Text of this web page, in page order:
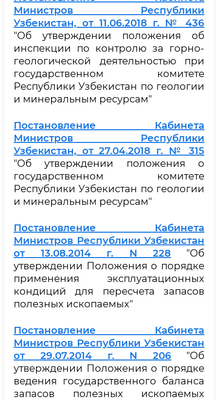
Министров Республики
Узбекистан, от 11.06.2018 г. № 436
"Об утверждении положения об
инспекции по контролю за горно-
геологической деятельностью при
государственном комитете
Республики Узбекистан по геологии
и минеральным ресурсам"
Постановление Кабинета
Министров Республики
Узбекистан, от 27.04.2018 г. № 315
"Об утверждении положения о
государственном комитете
Республики Узбекистан по геологии
и минеральным ресурсам"
Постановление Кабинета
Министров Республики Узбекистан
от 13.08.2014 г. N 228 "Об
утверждении Положения о порядке
применения эксплуатационных
кондиций для пересчета запасов
полезных ископаемых"
Постановление Кабинета
Министров Республики Узбекистан
от 29.07.2014 г. N 206 "Об
утверждении Положения о порядке
ведения государственного баланса
запасов полезных ископаемых